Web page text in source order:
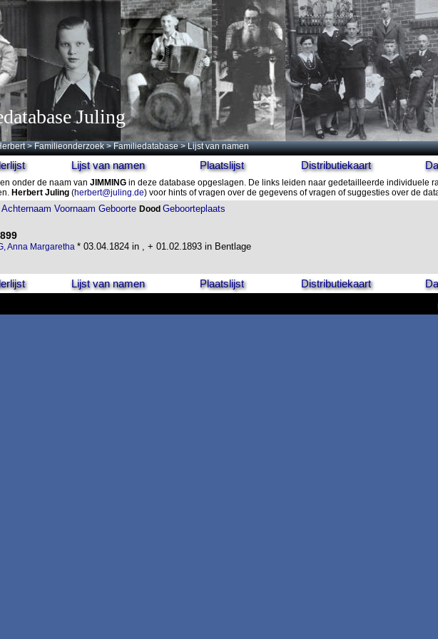
Juling
>Familieonderzoek >Familiedatabase > Lijst van namen
Lijst van namen Plaatslijst Distributiekaart
onder de naam van JIMMING in deze database opgeslagen. De links leiden naar gedetailleerde individuele
Herbert Juling (herbert@juling.de) voor hints of vragen over de gegevens of vragen of suggesties over de
Achternaam Voornaam Geboorte Dood Geboorteplaats
Anna Margaretha * 03.04.1824 in , + 01.02.1893 in Bentlage
Lijst van namen Plaatslijst Distributiekaart